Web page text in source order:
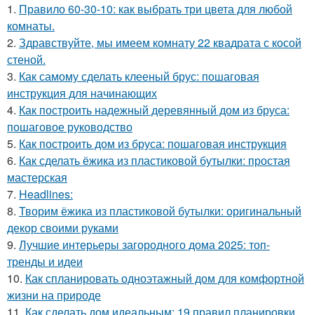
1. Правило 60-30-10: как выбрать три цвета для любой
комнаты.
2. Здравствуйте, мы имеем комнату 22 квадрата с косой
стеной.
3. Как самому сделать клееный брус: пошаговая
инструкция для начинающих
4. Как построить надежный деревянный дом из бруса:
пошаговое руководство
5. Как построить дом из бруса: пошаговая инструкция
6. Как сделать ёжика из пластиковой бутылки: простая
мастерская
7. Headlines:
8. Творим ёжика из пластиковой бутылки: оригинальный
декор своими руками
9. Лучшие интерьеры загородного дома 2025: топ-
тренды и идеи
10. Как спланировать одноэтажный дом для комфортной
жизни на природе